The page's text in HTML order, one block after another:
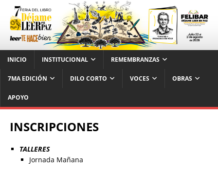
INICIO INSTITUCIONAL REMEMBRANZAS
7MA EDICIÓN DILO CORTO VOCES OBRAS
APOYO
INSCRIPCIONES
TALLERES
Jornada Mañana